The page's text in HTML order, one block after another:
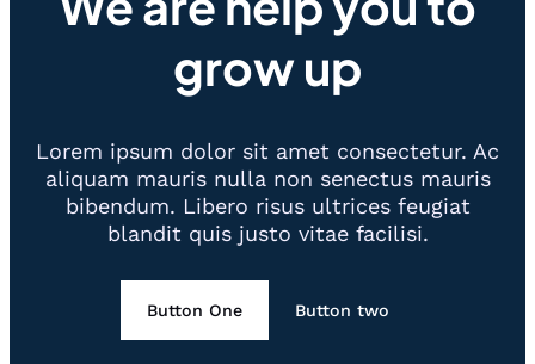
grow up
Lorem ipsum dolor sit amet consectetur. Ac
aliquam mauris nulla non senectus mauris
bibendum. Libero risus ultrices feugiat
blandit quis justo vitae facilisi.
Button One Button two